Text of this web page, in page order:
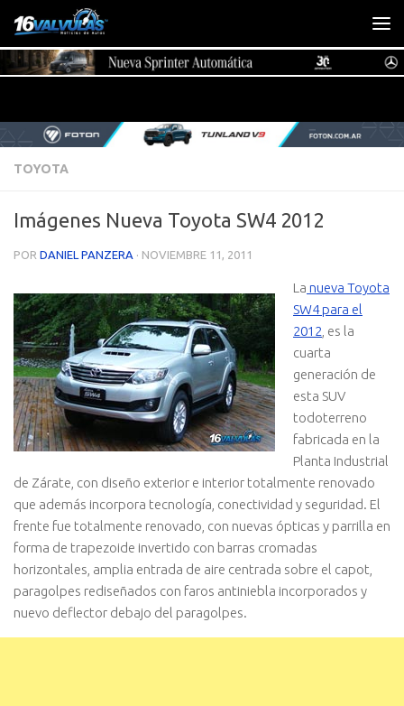
Saltar al contenido
TOYOTA
Imágenes Nueva Toyota SW4 2012
POR DANIEL PANZERA · NOVIEMBRE 11, 2011
La nueva Toyota
SW4 para el
2012 , es la
cuarta
generación de
esta SUV
todoterreno
fabricada en la
Planta Industrial
de Zárate, con diseño exterior e interior totalmente renovado
que además incorpora tecnología, conectividad y seguridad. El
frente fue totalmente renovado, con nuevas ópticas y parrilla en
forma de trapezoide invertido con barras cromadas
horizontales, amplia entrada de aire centrada sobre el capot,
paragolpes rediseñados con faros antiniebla incorporados y
nuevo deflector debajo del paragolpes.